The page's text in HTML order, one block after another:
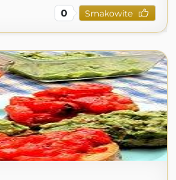
0 Smakowite